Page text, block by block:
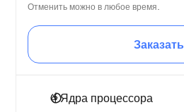
Отменить можно в любое время.
Заказать
4Ядра процессора